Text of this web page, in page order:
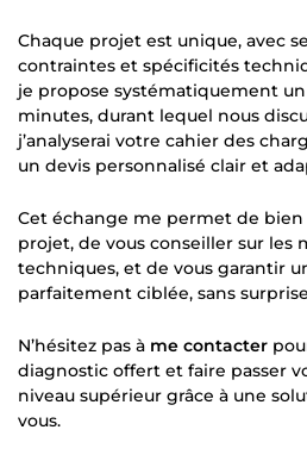
Chaque projet est unique, avec
contraintes et spécificités
je propose systématiquement
minutes, durant lequel nous
j’analyserai votre cahier des
un devis personnalisé clair et
Cet échange me permet de
projet, de vous conseiller sur les
techniques, et de vous garantir
parfaitement ciblée, sans
N’hésitez pas à me contacter
diagnostic offert et faire passer
niveau supérieur grâce à une
vous.